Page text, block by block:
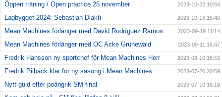
Öppen träning / Open practice 25 november 2023-10-22 10:54
Lagbygget 2024: Sebastian Diakti 2023-10-13 15:40
Mean Machines förlänger med David Rodríguez Ramos 2023-09-19 11:14
Mean Machines förlänger med OC Acke Grünewald 2023-09-11 15:47
Fredrik Hansson ny sportchef för Mean Machines Herr 2023-08-10 16:53
Fredrik Pilbäck klar för ny säsong i Mean Machines 2023-07-20 20:59
Nytt guld efter poängrik SM-final 2023-07-10 16:18